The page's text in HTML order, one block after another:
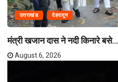
उत्तराखंड देहरादून
मंत्री खजान दास ने नदी किनारे बसे...
August 6, 2026